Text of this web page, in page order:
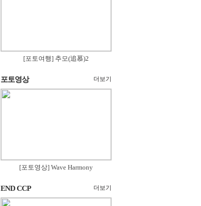
[포토여행] 추모(追慕)2
포토영상 더보기
[포토영상] Wave Harmony
END CCP 더보기